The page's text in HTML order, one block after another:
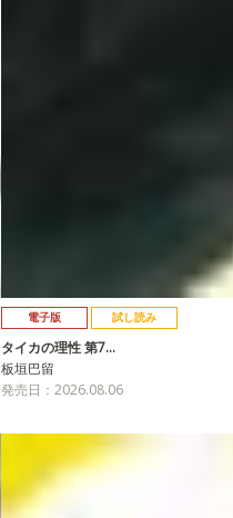
電子版 試し読み
タイカの理性 第7…
板垣巴留
発売日：2026.08.06